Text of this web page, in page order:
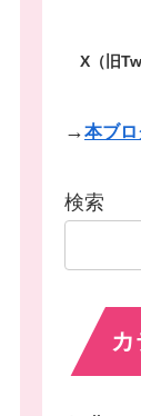
X（旧
→本ブ
検索